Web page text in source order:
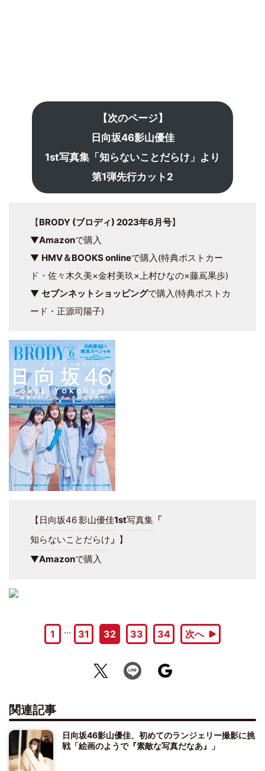
【次のページ】
日向坂46影山優佳
1st写真集「知らないことだらけ」より
第1弾先行カット2
【BRODY (ブロディ) 2023年6月号】
▼Amazonで購入
▼ HMV＆BOOKS onlineで購入(特典ポストカー
ド・佐々木久美×金村美玖×上村ひなの×藤嶌果歩)
▼ セブンネットショッピングで購入(特典ポストカ
ード・正源司陽子)
【 日向坂46影山優佳1st写真集「
知らないことだらけ 」 】
▼Amazonで購入
1 … 31 32 33 34 次へ
関連記事
日向坂46影山優佳、初めてのランジェリー撮影に挑
戦「絵画のようで『素敵な写真だなあ』」